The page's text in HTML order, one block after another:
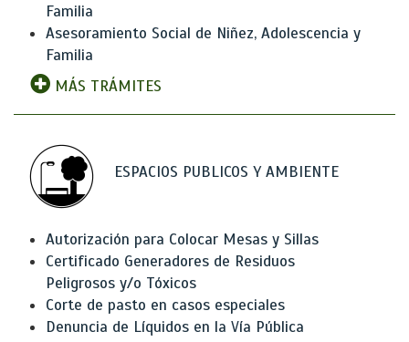
Familia
Asesoramiento Social de Niñez, Adolescencia y
Familia
MÁS TRÁMITES
ESPACIOS PUBLICOS Y AMBIENTE
Autorización para Colocar Mesas y Sillas
Certificado Generadores de Residuos
Peligrosos y/o Tóxicos
Corte de pasto en casos especiales
Denuncia de Líquidos en la Vía Pública